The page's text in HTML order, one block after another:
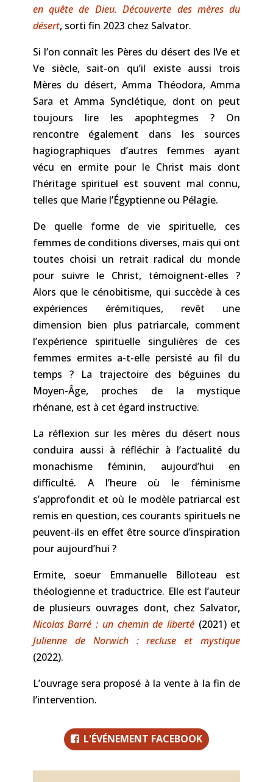
en quête de Dieu. Découverte des mères du
désert, sorti fin 2023 chez Salvator.
Si l’on connaît les Pères du désert des IVe et
Ve siècle, sait-on qu’il existe aussi trois
Mères du désert, Amma Théodora, Amma
Sara et Amma Synclétique, dont on peut
toujours lire les apophtegmes ? On
rencontre également dans les sources
hagiographiques d’autres femmes ayant
vécu en ermite pour le Christ mais dont
l’héritage spirituel est souvent mal connu,
telles que Marie l’Égyptienne ou Pélagie.
De quelle forme de vie spirituelle, ces
femmes de conditions diverses, mais qui ont
toutes choisi un retrait radical du monde
pour suivre le Christ, témoignent-elles ?
Alors que le cénobitisme, qui succède à ces
expériences érémitiques, revêt une
dimension bien plus patriarcale, comment
l’expérience spirituelle singulières de ces
femmes ermites a-t-elle persisté au fil du
temps ? La trajectoire des béguines du
Moyen-Âge, proches de la mystique
rhénane, est à cet égard instructive.
La réflexion sur les mères du désert nous
conduira aussi à réfléchir à l’actualité du
monachisme féminin, aujourd’hui en
difficulté. A l’heure où le féminisme
s’approfondit et où le modèle patriarcal est
remis en question, ces courants spirituels ne
peuvent-ils en effet être source d’inspiration
pour aujourd’hui ?
Ermite, soeur Emmanuelle Billoteau est
théologienne et traductrice. Elle est l’auteur
de plusieurs ouvrages dont, chez Salvator,
Nicolas Barré : un chemin de liberté(2021) et
Julienne de Norwich : recluse et mystique
(2022).
L’ouvrage sera proposé à la vente à la fin de
l’intervention.
L'ÉVÉNEMENT FACEBOOK